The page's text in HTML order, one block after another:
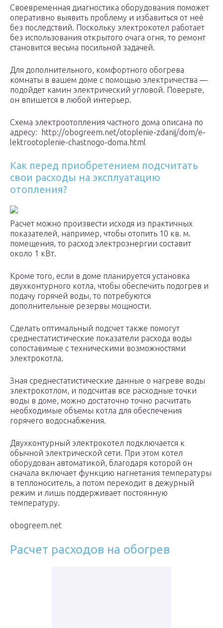
Своевременная диагностика оборудования поможет
оперативно выявить проблему и избавиться от неё
без последствий. Поскольку электрокотел работает
без использования открытого очага огня, то ремонт
становится весьма посильной задачей.
Для дополнительного, комфортного обогрева
комнаты в вашем доме с помощью электричества —
подойдет камин электрический угловой. Поверьте,
он впишется в любой интерьер.
Схема электроотопления частного дома описана по
адресу: http://obogreem.net/otoplenie-zdanij/dom/e-
lektrootoplenie-chastnogo-doma.html
Как перед приобретением подсчитать
свои расходы на эксплуатацию
отопления?
Расчет можно произвести исходя из практичных
показателей, например, чтобы отопить 10 кв. м.
помещения, то расход электроэнергии составит
около 1 кВт.
Кроме того, если в доме планируется установка
двухконтурного котла, чтобы обеспечить подогрев и
подачу горячей воды, то потребуются
дополнительные резервы мощности.
Сделать оптимальный подсчет также помогут
среднестатистические показатели расхода воды
сопоставимые с техническими возможностями
электрокотла.
Зная среднестатистические данные о нагреве воды
электрокотлом, и подсчитав все расходные точки
воды в доме, можно достаточно точно расчитать
необходимые объемы котла для обеспечения
горячего водоснабжения.
Двухконтурный электрокотел подключается к
обычной электрической сети. При этом котел
оборудован автоматикой, благодаря которой он
сначала включает функцию нагнетания температуры
в теплоноситель, а потом переходит в дежурный
режим и лишь поддерживает постоянную
температуру.
obogreem.net
Расчет расходов на обогрев